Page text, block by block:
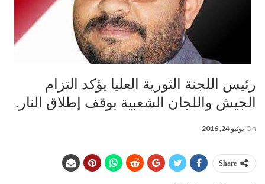
رئيس اللجنة الثورية العليا يؤكد التزام
الجيش واللجان الشعبية بوقف إطلاق النار.
On يونيو 24, 2016
Share